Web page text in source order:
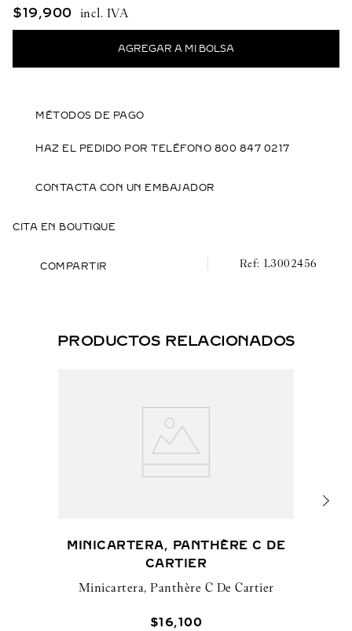
$19,900
MÉTODOS DE PAGO
HAZ EL PEDIDO POR TELÉFONO 800 847 0217
CONTACTA CON UN EMBAJADOR
CITA EN BOUTIQUE
COMPARTIR L3002456
PRODUCTOS RELACIONADOS
MINICARTERA, PANTHÈRE C DE
CARTIER
Minicartera, Panthère C De Cartier
$16,100